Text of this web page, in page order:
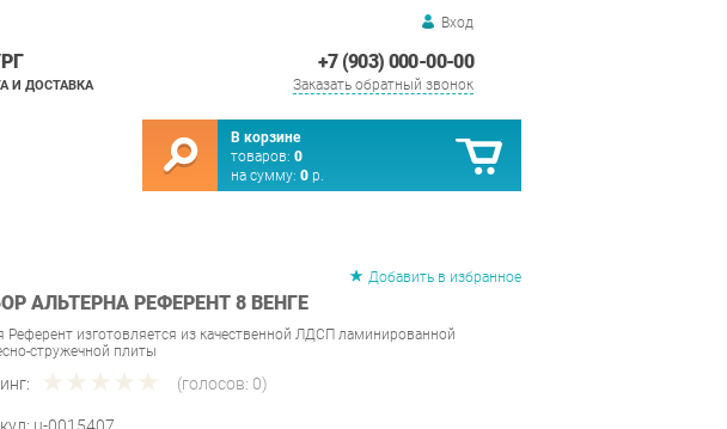
Вход
+7 (903) 000-00-00
Заказать обратный звонок
И ДОСТАВКА
В корзине
товаров: 0
на сумму: 0 р.
Добавить в избранное
АЛЬТЕРНА РЕФЕРЕНТ 8 ВЕНГЕ
Референт изготовляется из качественной ЛДСП ламинированной
стружечной плиты
(голосов: 0)